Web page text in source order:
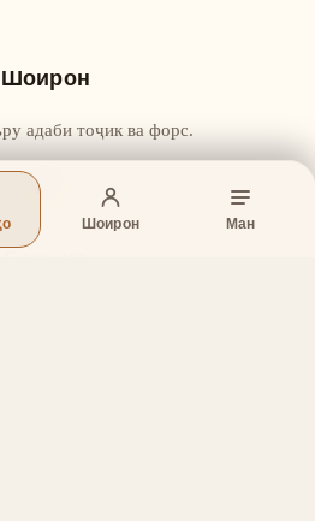
Шоирон Ман
Шоирон
адаби тоҷик ва форс.